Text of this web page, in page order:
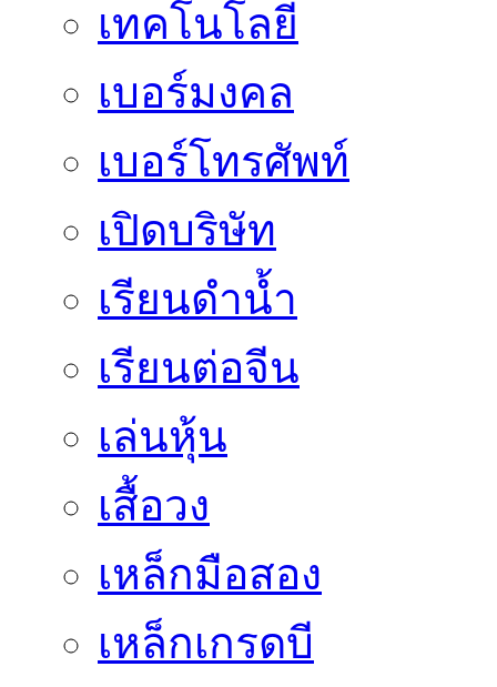
เทคโนโลยี
เบอร์มงคล
เบอร์โทรศัพท์
เปิดบริษัท
เรียนดำน้ำ
เรียนต่อจีน
เล่นหุ้น
เสื้อวง
เหล็กมือสอง
เหล็กเกรดบี